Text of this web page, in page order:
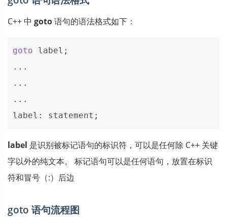
C++ 中 goto语句的语法格式如下：
goto label ;
...
...
...
label : statement ;
label 是识别被标记语句的标识符，可以是任何除 C++ 关键
字以外的纯文本。 标记语句可以是任何语句，放置在标识
符和冒号（:）后边
goto 语句流程图